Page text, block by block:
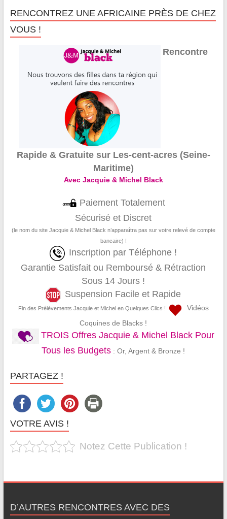
RENCONTREZ UNE AFRICAINE PRÈS DE CHEZ
VOUS !
Rencontre
Rapide & Gratuite sur Les-cent-acres (Seine-
Maritime)
Avec Jacquie & Michel Black
Paiement Totalement
Sécurisé et Discret
(le nom du site Jacquie & Michel Black n’apparaîtra pas sur votre relevé de compte
bancaire) !
Inscription par Téléphone !
Garantie Satisfait ou Remboursé & Rétraction
Sous 14 Jours !
Suspension Facile et Rapide
Fin des Prélèvements Jacquie et Michel en Quelques Clics !
Vidéos
Coquines de Blacks !
TROIS Offres Jacquie & Michel Black Pour
Tous les Budgets : Or, Argent & Bronze !
PARTAGEZ !
VOTRE AVIS !
Notez Cette Publication !
D’AUTRES RENCONTRES AVEC DES